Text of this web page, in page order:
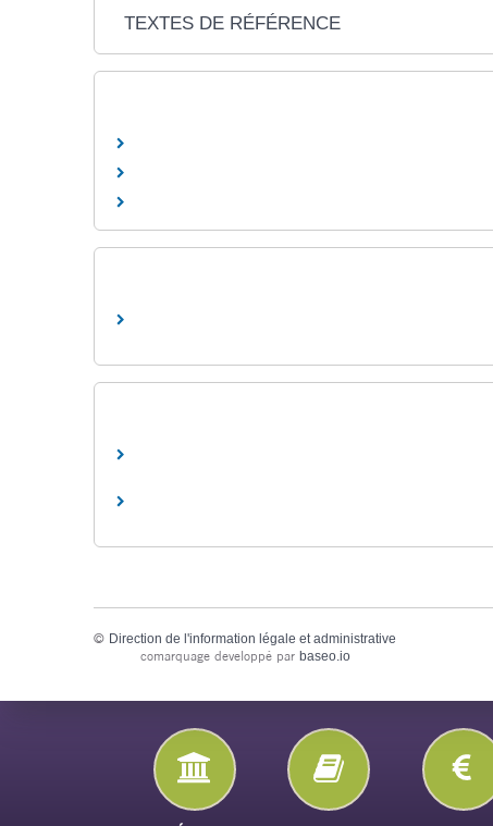
TEXTES DE RÉFÉRENCE
© Direction de l'information légale et administrative
comarquage developpé par baseo.io